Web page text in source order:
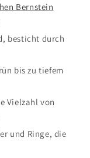
Bernstein
besticht durch
bis zu tiefem
Vielzahl von
und Ringe, die